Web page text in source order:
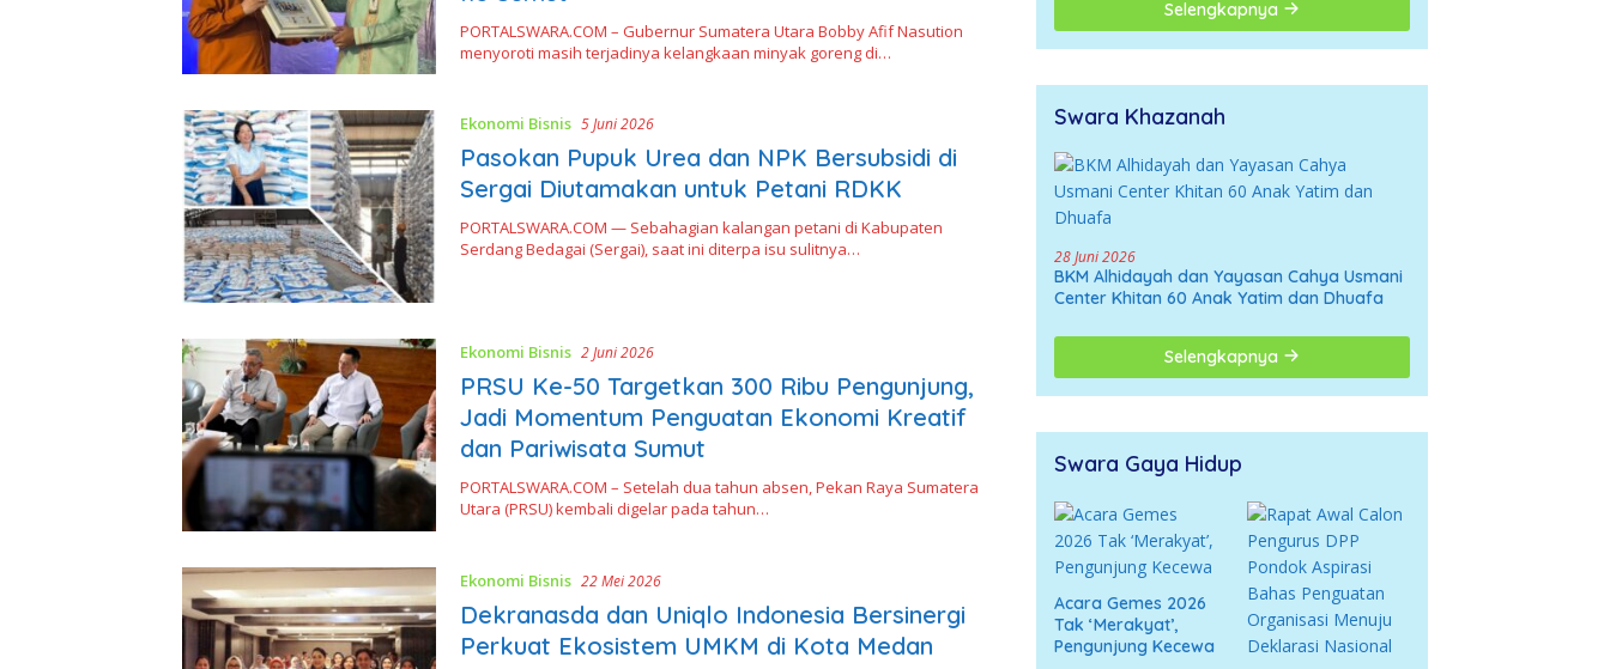
PORTALSWARA.COM – Gubernur Sumatera Utara Bobby Afif Nasution
menyoroti masih terjadinya kelangkaan minyak goreng di…
Ekonomi Bisnis 5 Juni 2026
Pasokan Pupuk Urea dan NPK Bersubsidi di
Sergai Diutamakan untuk Petani RDKK
PORTALSWARA.COM — Sebahagian kalangan petani di Kabupaten
Serdang Bedagai (Sergai), saat ini diterpa isu sulitnya…
Ekonomi Bisnis 2 Juni 2026
PRSU Ke-50 Targetkan 300 Ribu Pengunjung,
Jadi Momentum Penguatan Ekonomi Kreatif
dan Pariwisata Sumut
PORTALSWARA.COM – Setelah dua tahun absen, Pekan Raya Sumatera
Utara (PRSU) kembali digelar pada tahun…
Ekonomi Bisnis 22 Mei 2026
Dekranasda dan Uniqlo Indonesia Bersinergi
Perkuat Ekosistem UMKM di Kota Medan
Selengkapnya
Swara Khazanah
28 Juni 2026
BKM Alhidayah dan Yayasan Cahya Usmani
Center Khitan 60 Anak Yatim dan Dhuafa
Selengkapnya
Swara Gaya Hidup
Acara Gemes 2026
Tak ‘Merakyat’,
Pengunjung Kecewa